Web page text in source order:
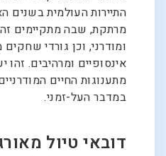
התיירות העולמית בשנים
מרתקת, שבה מתקיימים
ומודרני, וכן גורדי
אינסופיים ומרהיבים. זהו
מתענוגות החיים
במדבר העל-זמני.
דובאי טיול